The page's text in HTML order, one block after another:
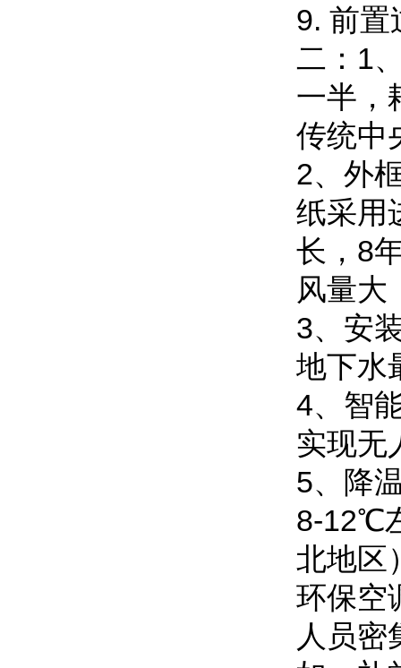
9. 前置
二：1
一半，
传统中
2、外
纸采用
长，8
风量大
3、安
地下水
4、智
实现无
5、降
8-12℃
北地区
环保空
人员密